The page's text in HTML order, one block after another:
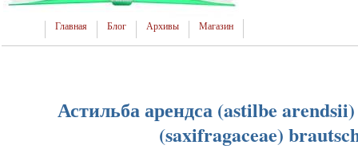
Главная Блог Архивы Магазин
Астильба арендса (astilbe
(saxifragaceae)